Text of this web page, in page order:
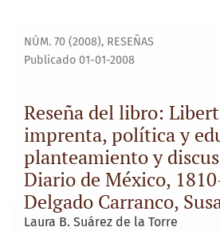
NÚM. 70 (2008), RESEÑAS
Reseña del libro:
imprenta, política y
planteamiento y
Diario de México,
Delgado Carranco,
Publicado 01-01-2008
Laura B. Suárez de la Torre